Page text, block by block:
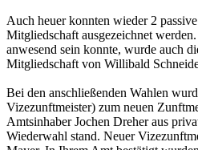
Auch heuer konnten wieder 2
Mitgliedschaft ausgezeichnet
anwesend sein konnte, wurde auch
Mitgliedschaft von Willibald
Bei den anschließenden Wahlen
Vizezunftmeister) zum neuen
Amtsinhaber Jochen Dreher aus
Wiederwahl stand. Neuer